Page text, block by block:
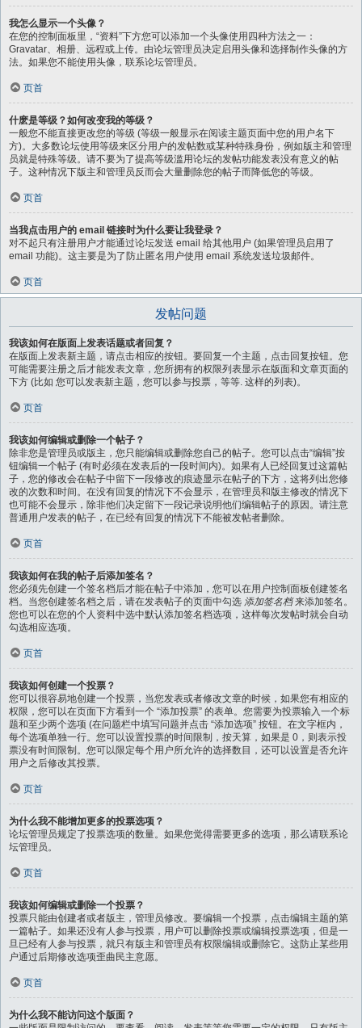
我怎么显示一个头像？
在您的控制面板里，“资料”下方您可以添加一个头像使用四种方法之一：
Gravatar、相册、远程或上传。由论坛管理员决定启用头像和选择制作头像的方
法。如果您不能使用头像，联系论坛管理员。
页首
什麽是等级？如何改变我的等级？
一般您不能直接更改您的等级 (等级一般显示在阅读主题页面中您的用户名下
方)。大多数论坛使用等级来区分用户的发帖数或某种特殊身份，例如版主和管理
员就是特殊等级。请不要为了提高等级滥用论坛的发帖功能发表没有意义的帖
子。这种情况下版主和管理员反而会大量删除您的帖子而降低您的等级。
页首
当我点击用户的 email 链接时为什么要让我登录？
对不起只有注册用户才能通过论坛发送 email 给其他用户 (如果管理员启用了
email 功能)。这主要是为了防止匿名用户使用 email 系统发送垃圾邮件。
页首
发帖问题
我该如何在版面上发表话题或者回复？
在版面上发表新主题，请点击相应的按钮。要回复一个主题，点击回复按钮。您
可能需要注册之后才能发表文章，您所拥有的权限列表显示在版面和文章页面的
下方 (比如 您可以发表新主题，您可以参与投票，等等. 这样的列表)。
页首
我该如何编辑或删除一个帖子？
除非您是管理员或版主，您只能编辑或删除您自己的帖子。您可以点击“编辑”按
钮编辑一个帖子 (有时必须在发表后的一段时间内)。如果有人已经回复过这篇帖
子，您的修改会在帖子中留下一段修改的痕迹显示在帖子的下方，这将列出您修
改的次数和时间。在没有回复的情况下不会显示，在管理员和版主修改的情况下
也可能不会显示，除非他们决定留下一段记录说明他们编辑帖子的原因。请注意
普通用户发表的帖子，在已经有回复的情况下不能被发帖者删除。
页首
我该如何在我的帖子后添加签名？
您必须先创建一个签名档后才能在帖子中添加，您可以在用户控制面板创建签名
档。当您创建签名档之后，请在发表帖子的页面中勾选 添加签名档来添加签名。
您也可以在您的个人资料中选中默认添加签名档选项，这样每次发帖时就会自动
勾选相应选项。
页首
我该如何创建一个投票？
您可以很容易地创建一个投票，当您发表或者修改文章的时候，如果您有相应的
权限，您可以在页面下方看到一个 “添加投票” 的表单。您需要为投票输入一个标
题和至少两个选项 (在问题栏中填写问题并点击 “添加选项” 按钮。在文字框内，
每个选项单独一行。您可以设置投票的时间限制，按天算，如果是 0，则表示投
票没有时间限制。您可以限定每个用户所允许的选择数目，还可以设置是否允许
用户之后修改其投票。
页首
为什么我不能增加更多的投票选项？
论坛管理员规定了投票选项的数量。如果您觉得需要更多的选项，那么请联系论
坛管理员。
页首
我该如何编辑或删除一个投票？
投票只能由创建者或者版主，管理员修改。要编辑一个投票，点击编辑主题的第
一篇帖子。如果还没有人参与投票，用户可以删除投票或编辑投票选项，但是一
旦已经有人参与投票，就只有版主和管理员有权限编辑或删除它。这防止某些用
户通过后期修改选项歪曲民主意愿。
页首
为什么我不能访问这个版面？